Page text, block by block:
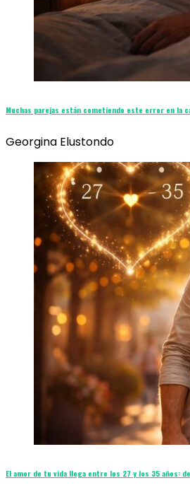
Muchas parejas están cometiendo este error en la
Georgina Elustondo
El amor de tu vida llega entre los 27 y los 35 años: